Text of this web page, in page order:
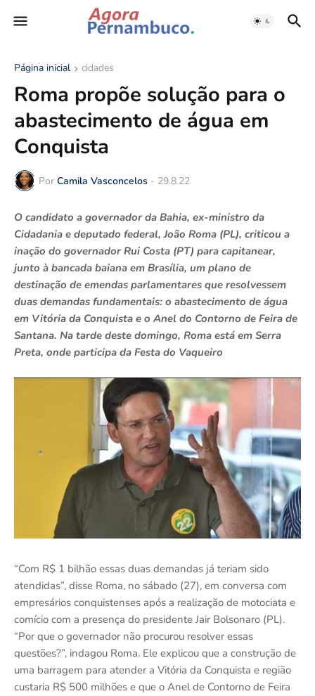
Página inicial cidades
Roma propõe solução para o
abastecimento de água em
Conquista
Por Camila Vasconcelos - 29.8.22
O candidato a governador da Bahia, ex-ministro da
Cidadania e deputado federal, João Roma (PL), criticou a
inação do governador Rui Costa (PT) para capitanear,
junto à bancada baiana em Brasília, um plano de
destinação de emendas parlamentares que resolvessem
duas demandas fundamentais: o abastecimento de água
em Vitória da Conquista e o Anel do Contorno de Feira de
Santana. Na tarde deste domingo, Roma está em Serra
Preta, onde participa da Festa do Vaqueiro
“Com R$ 1 bilhão essas duas demandas já teriam sido
atendidas”, disse Roma, no sábado (27), em conversa com
empresários conquistenses após a realização de motociata e
comício com a presença do presidente Jair Bolsonaro (PL).
“Por que o governador não procurou resolver essas
questões?”, indagou Roma. Ele explicou que a construção de
uma barragem para atender a Vitória da Conquista e região
custaria R$ 500 milhões e que o Anel de Contorno de Feira